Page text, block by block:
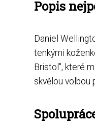
Popis
Daniel
tenkými
Bristol", které
skvělou volbou